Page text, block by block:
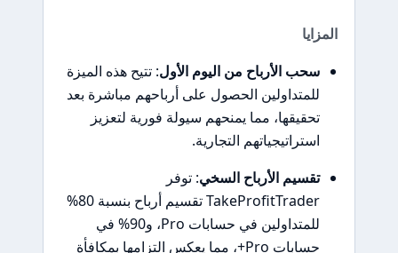
المزايا
سحب الأرباح من اليوم الأول: تتيح هذه الميزة
للمتداولين الحصول على أرباحهم مباشرة بعد
تحقيقها، مما يمنحهم سيولة فورية لتعزيز
استراتيجياتهم التجارية.
تقسيم الأرباح السخي: توفر
TakeProfitTrader تقسيم أرباح بنسبة 80%
للمتداولين في حسابات Pro، و90% في
حسابات Pro+، مما يعكس التزامها بمكافأة